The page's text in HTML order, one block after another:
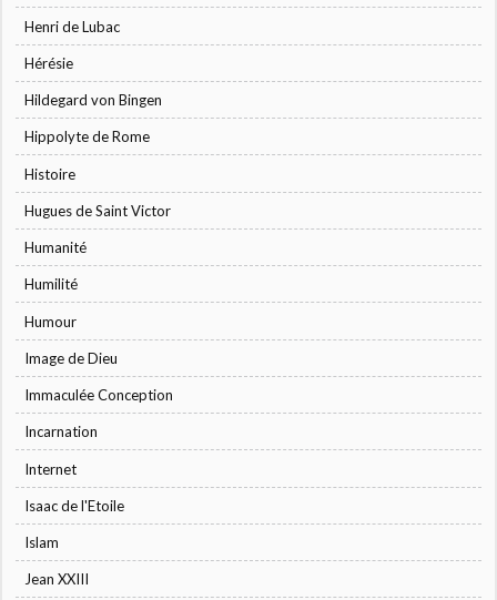
Henri de Lubac
Hérésie
Hildegard von Bingen
Hippolyte de Rome
Histoire
Hugues de Saint Victor
Humanité
Humilité
Humour
Image de Dieu
Immaculée Conception
Incarnation
Internet
Isaac de l'Etoile
Islam
Jean XXIII